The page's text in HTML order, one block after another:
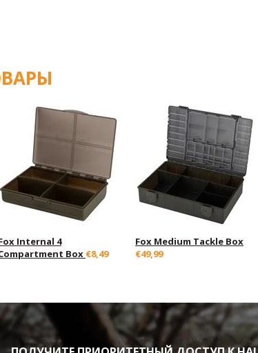
Internal 4
Box €8,49
Fox Medium Tackle Box
€49,99